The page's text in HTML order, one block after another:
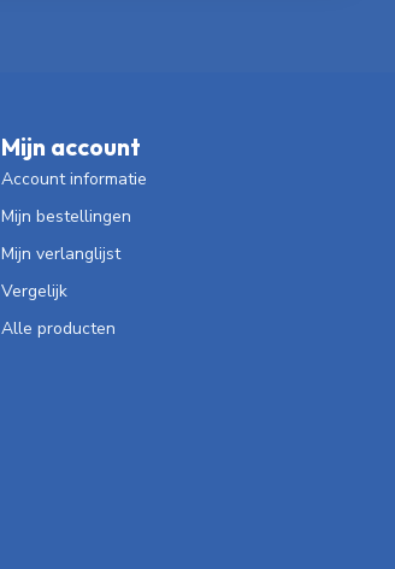
Mijn account
Account informatie
Mijn bestellingen
Mijn verlanglijst
Vergelijk
Alle producten